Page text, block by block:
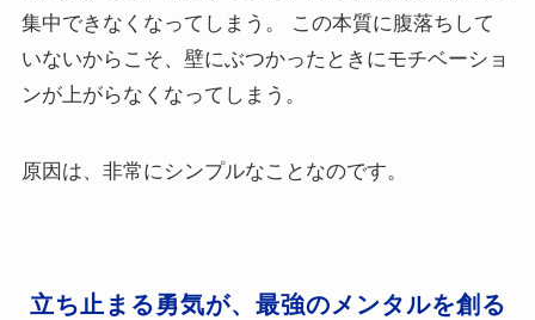
集中できなくなってしまう。 この本質に腹落ちして
いないからこそ、壁にぶつかったときにモチベーショ
ンが上がらなくなってしまう。
原因は、非常にシンプルなことなのです。
立ち止まる勇気が、最強のメンタルを創る